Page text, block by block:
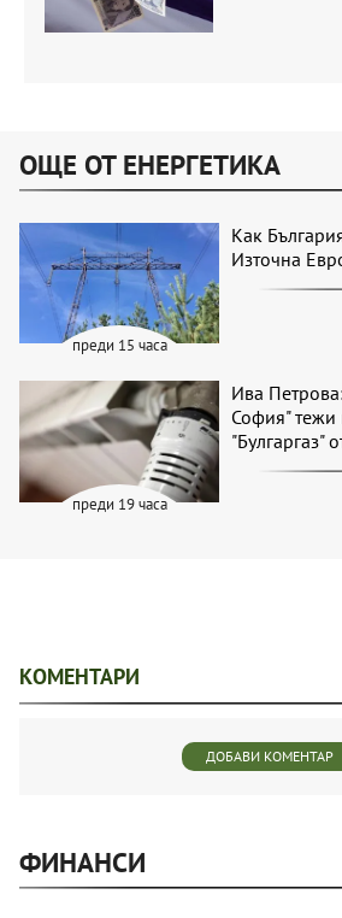
ОЩЕ ОТ ЕНЕРГЕТИКА
преди 15 часа
Как
Източна
преди 19 часа
Ива
София" тежи
"Булгаргаз"
КОМЕНТАРИ
ДОБАВИ КОМЕНТАР
ФИНАНСИ